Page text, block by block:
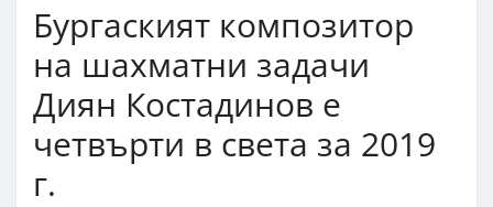
Бургаският композитор
на шахматни задачи
Диян Костадинов е
четвърти в света за 2019
г.